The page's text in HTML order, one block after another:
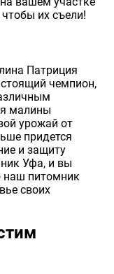
их съели!
Патриция
чемпион,
малины
урожай от
придется
и защиту
Уфа, и вы
наш питомник
своих